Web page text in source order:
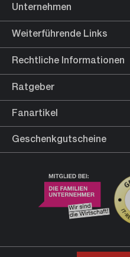
Unternehmen
Weiterführende Links
Rechtliche Informationen
Ratgeber
Fanartikel
Geschenkgutscheine